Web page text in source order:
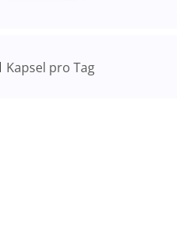
Kapsel pro Tag